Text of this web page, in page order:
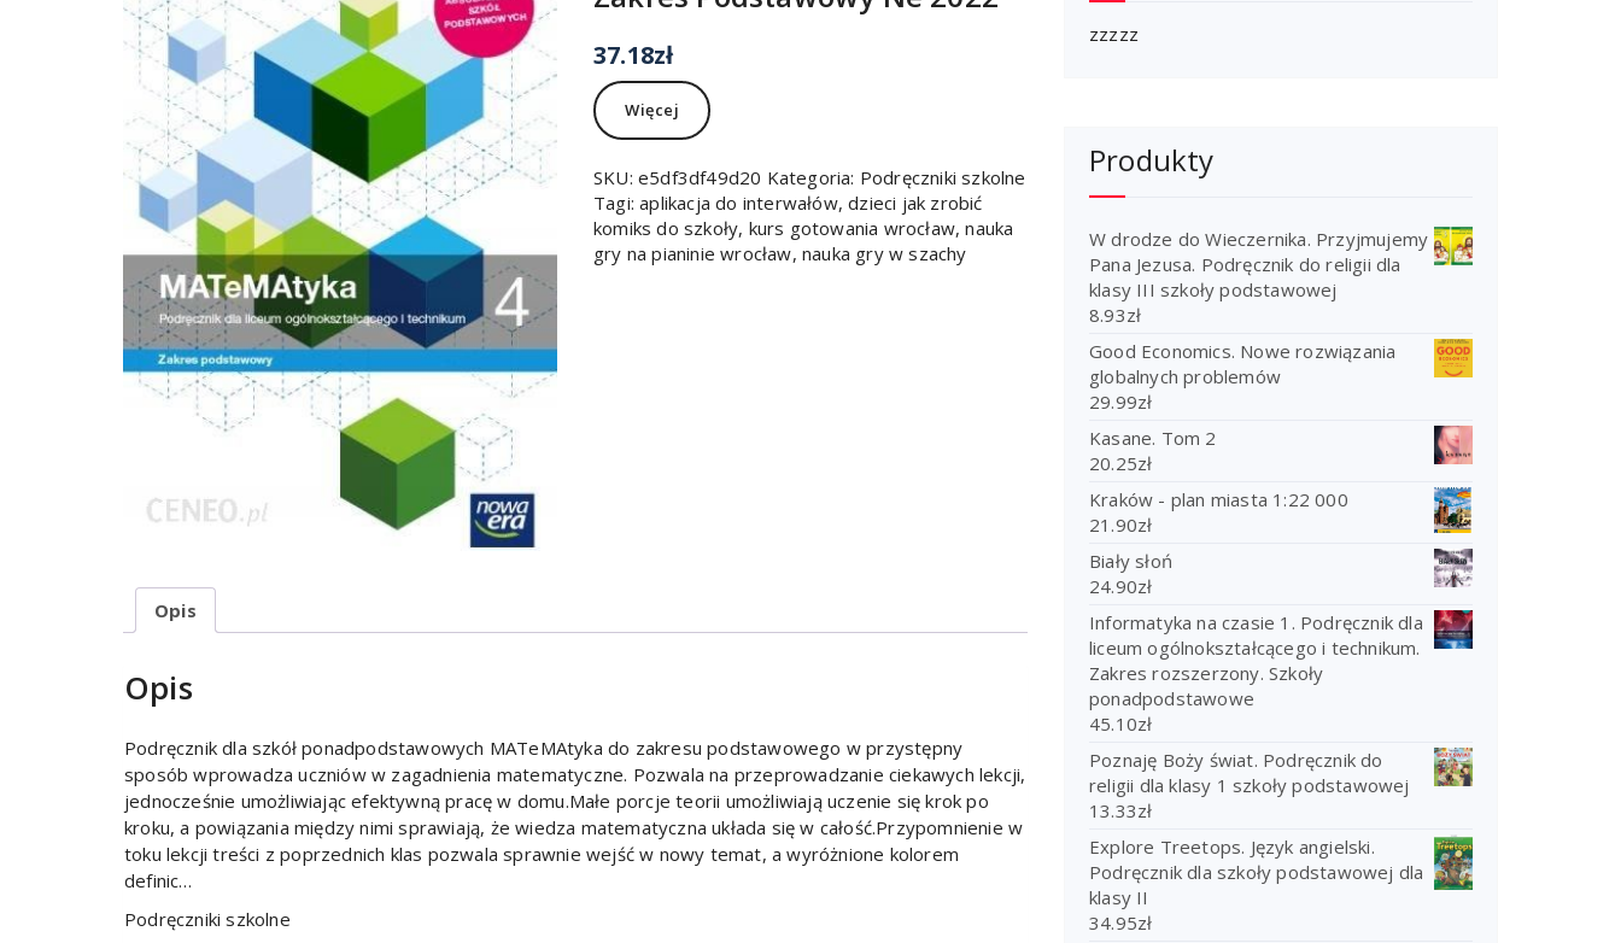
37.18zł
Więcej
SKU: e5df3df49d20 Kategoria: Podręczniki szkolne
Tagi:aplikacja do interwałów,dzieci jak zrobić
komiks do szkoły, kurs gotowania wrocław,nauka
gry na pianinie wrocław,nauka gry w szachy
Opis
Opis
Podręcznik dla szkół ponadpodstawowych MATeMAtyka do zakresu podstawowego w przystępny
sposób wprowadza uczniów w zagadnienia matematyczne. Pozwala na przeprowadzanie ciekawych lekcji,
jednocześnie umożliwiając efektywną pracę w domu.Małe porcje teorii umożliwiają uczenie się krok po
kroku, a powiązania między nimi sprawiają, że wiedza matematyczna układa się w całość.Przypomnienie w
toku lekcji treści z poprzednich klas pozwala sprawnie wejść w nowy temat, a wyróżnione kolorem
definic…
Podręczniki szkolne
zzzzz
Produkty
W drodze do Wieczernika. Przyjmujemy
Pana Jezusa. Podręcznik do religii dla
klasy III szkoły podstawowej
8.93zł
Good Economics. Nowe rozwiązania
globalnych problemów
29.99zł
Kasane. Tom 2
20.25zł
Kraków - plan miasta 1:22 000
21.90zł
Biały słoń
24.90zł
Informatyka na czasie 1. Podręcznik dla
liceum ogólnokształcącego i technikum.
Zakres rozszerzony. Szkoły
ponadpodstawowe
45.10zł
Poznaję Boży świat. Podręcznik do
religii dla klasy 1 szkoły podstawowej
13.33zł
Explore Treetops. Język angielski.
Podręcznik dla szkoły podstawowej dla
klasy II
34.95zł